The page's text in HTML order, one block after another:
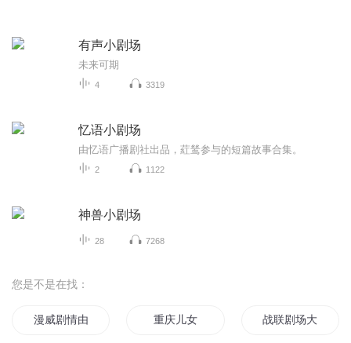
有声小剧场
未来可期
4 3319
忆语小剧场
由忆语广播剧社出品，葒鸶参与的短篇故事合集。
2 1122
神兽小剧场
28 7268
您是不是在找：
漫威剧情由我来推动 重庆儿女 战联剧场大集结